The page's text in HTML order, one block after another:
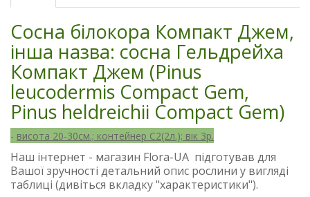
Сосна білокора Компакт Джем,
інша назва: сосна Гельдрейха
Компакт Джем (Pinus
leucodermis Compact Gem,
Pinus heldreichii Compact Gem)
- висота 20-30см.; контейнер С2(2л.); вік 3р.
Наш інтернет - магазин Flora-UA підготував для
Вашої зручності детальний опис рослини у вигляді
таблиці (дивіться вкладку "характеристики").